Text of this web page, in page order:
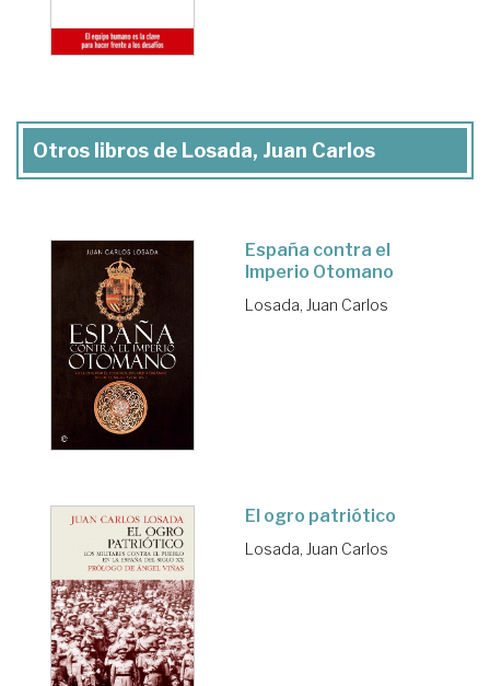
Otros libros de Losada, Juan Carlos
España contra el
Imperio Otomano
Losada, Juan Carlos
El ogro patriótico
Losada, Juan Carlos